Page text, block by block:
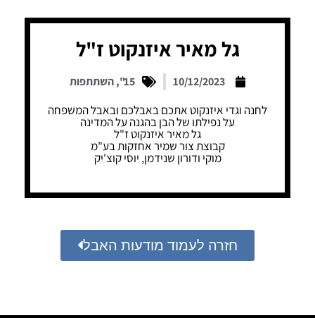
גל מאיר איזנקוט ז"ל
10/12/2023
15"
,השתתפות
לחנה וגדי איזנקוט אתכם באבלכם ובאבל המשפחה
על נפילתו של הבן בהגנה על המדינה
גל מאיר איזנקוט ז"ל
קבוצת צור שמיר אחזקות בע"מ
מוקי ודורון שנידמן, יוסי קוצ'יק
חזרה לעמוד מודעות האבל